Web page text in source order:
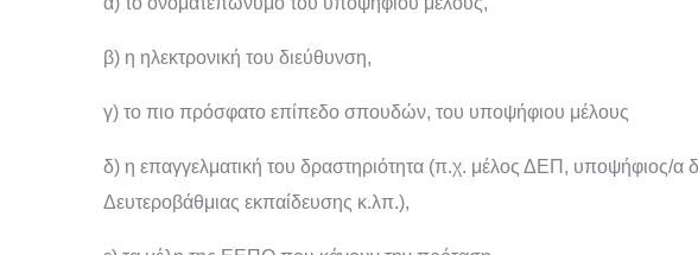
β) η ηλεκτρονική του διεύθυνση,
γ) το πιο πρόσφατο επίπεδο σπουδών, του υποψήφιου μέλους
δ) η επαγγελματική του δραστηριότητα (π.χ. μέλος ΔΕΠ, υποψήφιος/α
Δευτεροβάθμιας εκπαίδευσης κ.λπ.),